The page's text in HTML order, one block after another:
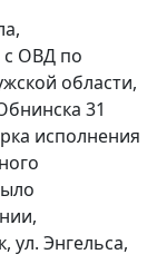
с ОВД по
области,
31
исполнения
ул. Энгельса,